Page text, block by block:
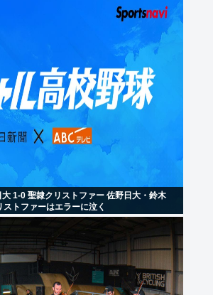
大 1-0 聖隷クリストファー 佐野日大・鈴木
トファーはエラーに泣く